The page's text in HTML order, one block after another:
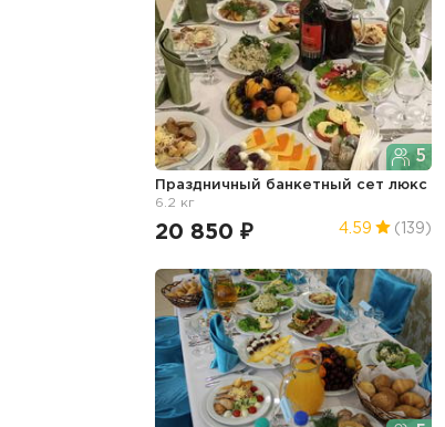
5
Праздничный банкетный сет люкс
6.2 кг
20 850 ₽ 4.59 (139)